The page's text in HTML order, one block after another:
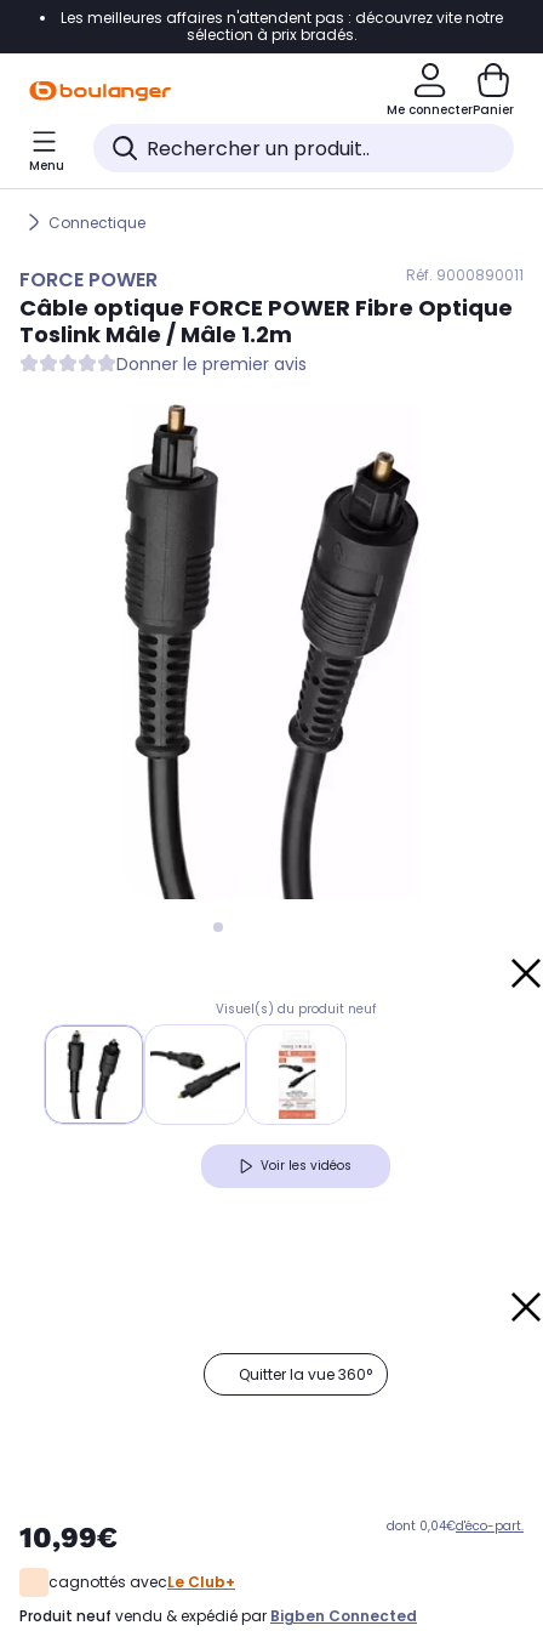
Accéder directement à la navigation
Accéder directement au pied de page
Accéder directement au chatbot
Les meilleures affaires n'attendent pas : découvrez vite notre
sélection à prix bradés.
Me connecterPanier
Menu
Connectique
FORCE POWER Réf. 9000890011
Câble optique FORCE POWER Fibre Optique
Toslink Mâle / Mâle 1.2m
Donner le premier avis
Visuel(s) du produit neuf
Voir les vidéos
Quitter la vue 360°
10,99€ dont 0,04€d'éco-part.
cagnottés avecLe Club+
produit neuf vendu & expédié par Bigben Connected